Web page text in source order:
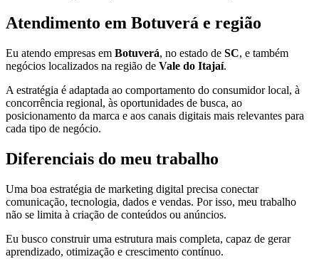
Atendimento em Botuverá e região
Eu atendo empresas em Botuverá, no estado de SC, e também
negócios localizados na região de Vale do Itajaí.
A estratégia é adaptada ao comportamento do consumidor local, à
concorrência regional, às oportunidades de busca, ao
posicionamento da marca e aos canais digitais mais relevantes para
cada tipo de negócio.
Diferenciais do meu trabalho
Uma boa estratégia de marketing digital precisa conectar
comunicação, tecnologia, dados e vendas. Por isso, meu trabalho
não se limita à criação de conteúdos ou anúncios.
Eu busco construir uma estrutura mais completa, capaz de gerar
aprendizado, otimização e crescimento contínuo.